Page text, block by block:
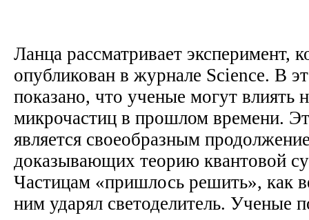
Ланца рассматривает эксперимент,
опубликован в журнале Science. В
показано, что ученые могут влиять
микрочастиц в прошлом времени.
является своеобразным
доказывающих теорию квантовой
Частицам «пришлось решить», как
ним ударял светоделитель. Ученые